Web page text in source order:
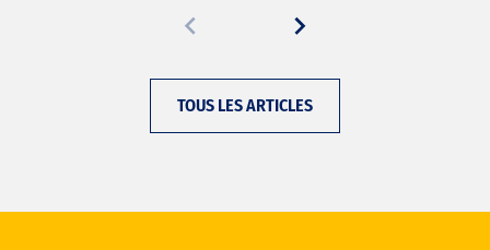
TOUS LES ARTICLES